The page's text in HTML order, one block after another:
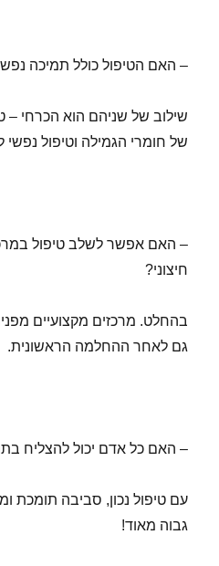
– האם הטיפול כולל תמיכה
שילוב של שניהם הוא הכרחי –
של חומרי הגמילה וטיפול
– האם אפשר לשלב טיפול
חיצוני?
בהחלט. מרכזים מקצועיים
גם לאחר ההחלמה הראשונית.
– האם כל אדם יכול להצליח
עם טיפול נכון, סביבה תומכת
גבוה מאוד!